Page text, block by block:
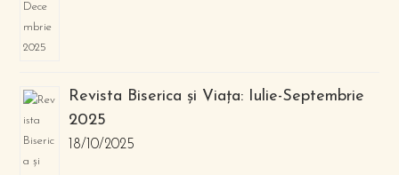
Revista Biserica și Viața: Iulie-Septembrie
2025
18/10/2025